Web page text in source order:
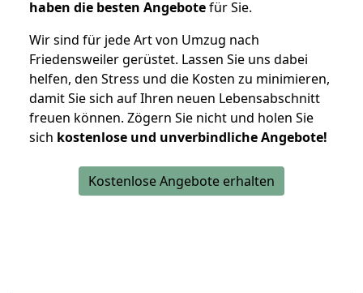
haben die besten Angebotefür Sie.
Wir sind für jede Art von Umzug nach
Friedensweiler gerüstet. Lassen Sie uns dabei
helfen, den Stress und die Kosten zu minimieren,
damit Sie sich auf Ihren neuen Lebensabschnitt
freuen können. Zögern Sie nicht und holen Sie
sich kostenlose und unverbindliche Angebote!
Kostenlose Angebote erhalten